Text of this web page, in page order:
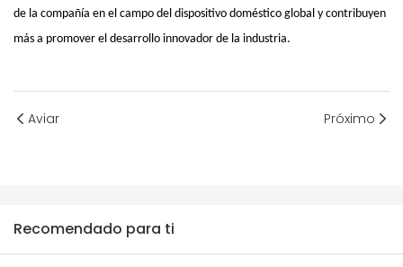
de la compañía en el campo del dispositivo doméstico global y contribuyen
más a promover el desarrollo innovador de la industria.
Aviar Próximo
Recomendado para ti